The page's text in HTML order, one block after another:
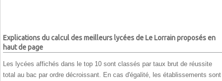
Explications du calcul des meilleurs lycées de Le Lorrain proposés en
haut de page
Les lycées affichés dans le top 10 sont classés par taux brut de réussite
total au bac par ordre décroissant. En cas d'égalité, les établissements sont